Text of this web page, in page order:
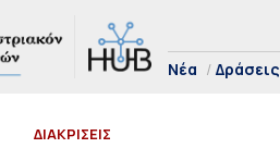
Νέα Δράσεις
ΔΙΑΚΡΙΣΕΙΣ